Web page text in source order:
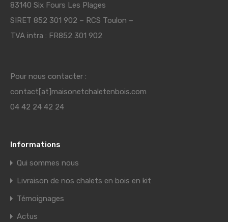
83140 Six Fours Les Plages
SIRET 852 301 902 – RCS Toulon –
TVA intra : FR852 301 902
Pour nous contacter :
contact[at]maisonetchaletenbois.com
04 42 24 42 24
Informations
Qui sommes nous
Livraison de nos chalets en bois en kit
Témoignages
Actus